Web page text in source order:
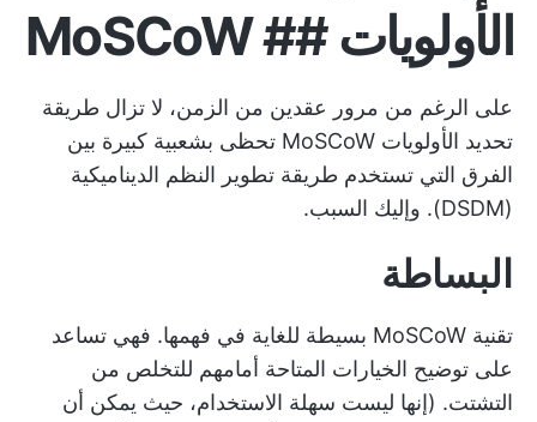
الأولويات ## MoSCoW
على الرغم من مرور عقدين من الزمن، لا تزال طريقة
تحديد الأولويات MoSCoW تحظى بشعبية كبيرة بين
الفرق التي تستخدم طريقة تطوير النظم الديناميكية
(DSDM). وإليك السبب.
البساطة
تقنية MoSCoW بسيطة للغاية في فهمها. فهي تساعد
على توضيح الخيارات المتاحة أمامهم للتخلص من
التشتت. (إنها ليست سهلة الاستخدام، حيث يمكن أن